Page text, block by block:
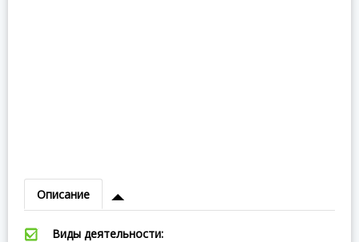
Описание
Виды деятельности: